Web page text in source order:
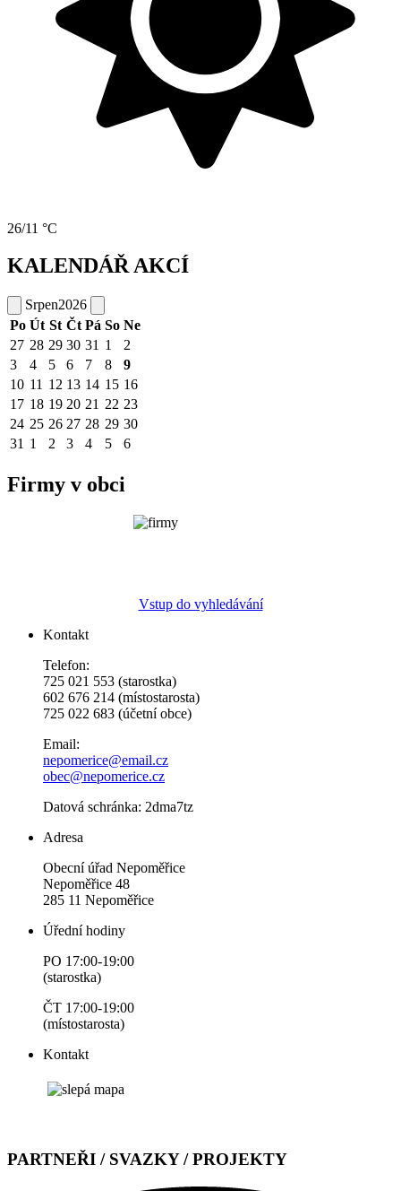
26/11 °C
KALENDÁŘ AKCÍ
Srpen2026
Po Út St Čt Pá So Ne
27 28 29 30 31 1
2
3
4 5 6 7 8
9
10 11 12 13 14 15 16
17 18 19 20 21 22 23
24 25 26 27 28 29 30
31 1 2 3 4 5 6
Firmy v obci
Vstup do vyhledávání
Kontakt
Telefon:
725 021 553 (starostka)
602 676 214 (místostarosta)
725 022 683 (účetní obce)
Email:
nepomerice@email.cz
obec@nepomerice.cz
Datová schránka: 2dma7tz
Adresa
Obecní úřad Nepoměřice
Nepoměřice 48
285 11 Nepoměřice
Úřední hodiny
PO 17:00-19:00
(starostka)
ČT 17:00-19:00
(místostarosta)
Kontakt
PARTNEŘI / SVAZKY / PROJEKTY